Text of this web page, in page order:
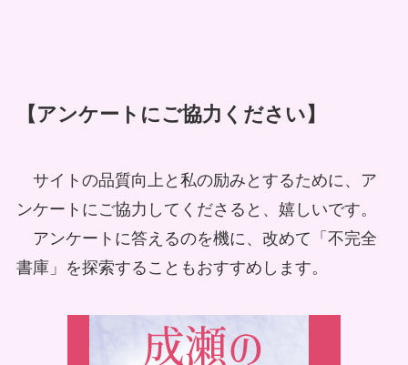
【アンケートにご協力ください】
サイトの品質向上と私の励みとするために、ア
ンケートにご協力してくださると、嬉しいです。
アンケートに答えるのを機に、改めて「不完全
書庫」を探索することもおすすめします。